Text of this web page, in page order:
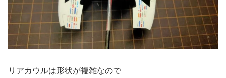
リアカウルは形状が複雑なので